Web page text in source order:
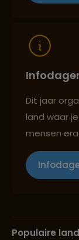
Dit jaar
land waar
mensen
Populaire